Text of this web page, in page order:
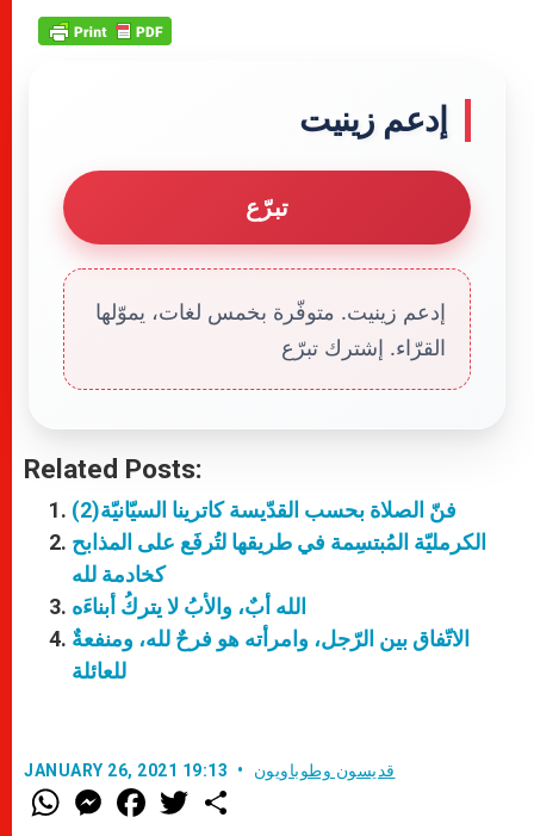
إدعم زينيت
تبرّع
إدعم زينيت. متوفّرة بخمس لغات، يموّلها
القرّاء. إشترك تبرّع
Related Posts:
فنّ الصلاة بحسب القدّيسة كاترينا السيّانيّة(2)
الكرمليّة المُبتسِمة في طريقها لتُرفَع على المذابح
كخادمة لله
الله أبٌ، والأبُ لا يتركُ أبناءَه
الاتّفاق بين الرّجل، وامرأته هو فرحٌ لله، ومنفعةٌ
للعائلة
JANUARY 26, 2021 19:13 قديسون وطوباويون
W
h
M
e
F
a w